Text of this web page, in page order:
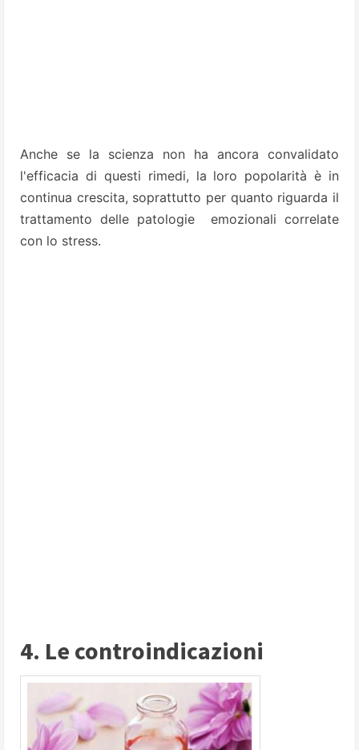
Anche se la scienza non ha ancora convalidato
l'efficacia di questi rimedi, la loro popolarità è in
continua crescita, soprattutto per quanto riguarda il
trattamento delle patologie emozionali correlate
con lo stress.
4. Le controindicazioni